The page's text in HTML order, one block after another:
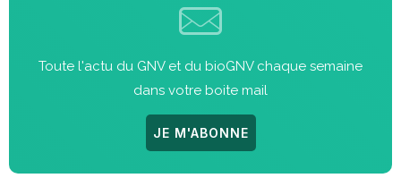
Toute l'actu du GNV et du bioGNV chaque semaine
dans votre boite mail
JE M'ABONNE